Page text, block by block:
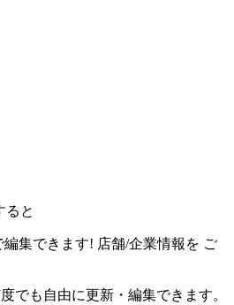
ると
編集できます! 店舗/企業情報を ご
でも自由に更新・編集できます。